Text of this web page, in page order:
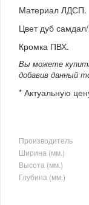
Материал ЛДСП.
Цвет дуб
Кромка ПВХ.
Вы можете
добавив данный
* Актуальную
Производитель
Ширина (мм.)
Высота (мм.)
Глубина (мм.)